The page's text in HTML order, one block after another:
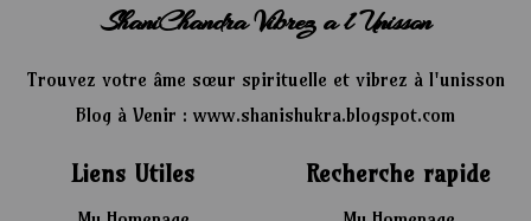
ShaniChandra Vibrez a l Unisson
Trouvez votre âme sœur spirituelle et vibrez à l'unisson
Blog à Venir : www.shanishukra.blogspot.com
Liens Utiles Recherche rapide